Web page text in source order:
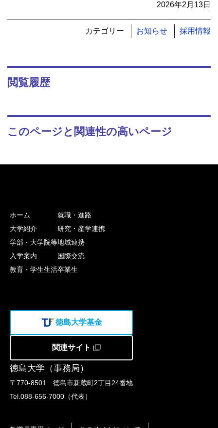
2026年2月13日
カテゴリー お知らせ 採用情報
閲覧履歴
このページと関連性の高いページ
徳島大学（事務局）
〒770-8501 徳島市新蔵町2丁目24番地
Tel.088-656-7000（代表）
ホーム
大学紹介
学部・大学院等
入学案内
教育・学生生活
就職・進路
研究・産学連携
地域連携
国際交流
卒業生
徳島大学基金
関連サイト